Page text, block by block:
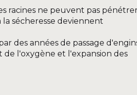
racines ne peuvent pas
sécheresse deviennent
des années de passage
l'oxygène et l'expansion des